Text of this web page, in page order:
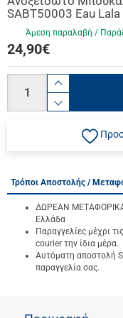
SABT50003 Eau Lala
Άμεση παραλαβή /
24,90€
Τρόποι Αποστολής /
ΔΩΡΕΑΝ ΜΕΤΑΦΟΡΙΚΑ
Ελλάδα
Παραγγελίες μέχρι
courier την ίδια μέρα.
Αυτόματη αποστολή
παραγγελία σας.